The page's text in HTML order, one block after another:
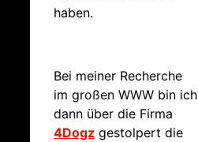
haben.
Bei meiner Recherche
im großen WWW bin ich
dann über die Firma
4Dogz gestolpert die